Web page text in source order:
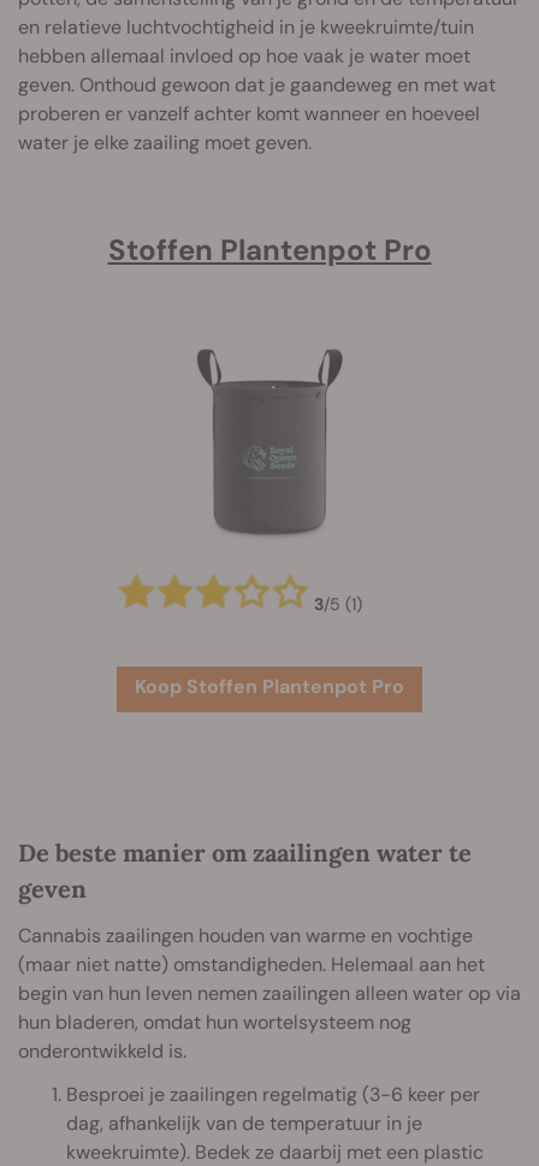
en relatieve luchtvochtigheid in je kweekruimte/tuin
hebben allemaal invloed op hoe vaak je water moet
geven. Onthoud gewoon dat je gaandeweg en met wat
proberen er vanzelf achter komt wanneer en hoeveel
water je elke zaailing moet geven.
Stoffen Plantenpot Pro
3/5 (1)
Koop Stoffen Plantenpot Pro
De beste manier om zaailingen water te
geven
Cannabis zaailingen houden van warme en vochtige
(maar niet natte) omstandigheden. Helemaal aan het
begin van hun leven nemen zaailingen alleen water op via
hun bladeren, omdat hun wortelsysteem nog
onderontwikkeld is.
Besproei je zaailingen regelmatig (3-6 keer per
dag, afhankelijk van de temperatuur in je
kweekruimte). Bedek ze daarbij met een plastic